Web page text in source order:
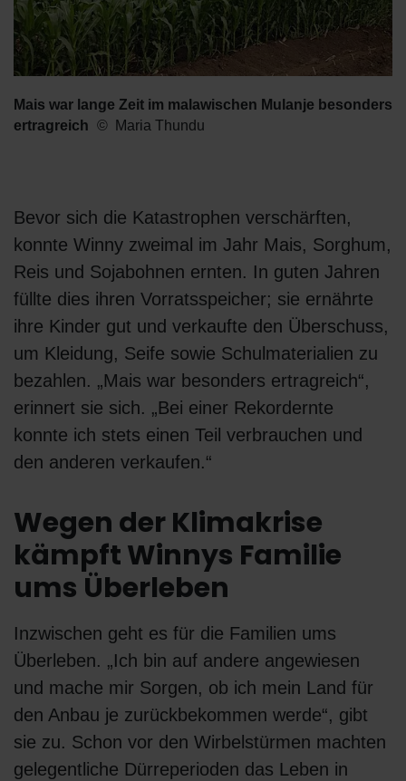
Mais war lange Zeit im malawischen Mulanje besonders
ertragreich
Maria Thundu
Bevor sich die Katastrophen verschärften,
konnte Winny zweimal im Jahr Mais, Sorghum,
Reis und Sojabohnen ernten. In guten Jahren
füllte dies ihren Vorratsspeicher; sie ernährte
ihre Kinder gut und verkaufte den Überschuss,
um Kleidung, Seife sowie Schulmaterialien zu
bezahlen. „Mais war besonders ertragreich“,
erinnert sie sich. „Bei einer Rekordernte
konnte ich stets einen Teil verbrauchen und
den anderen verkaufen.“
Wegen der Klimakrise
kämpft Winnys Familie
ums Überleben
Inzwischen geht es für die Familien ums
Überleben. „Ich bin auf andere angewiesen
und mache mir Sorgen, ob ich mein Land für
den Anbau je zurückbekommen werde“, gibt
sie zu. Schon vor den Wirbelstürmen machten
gelegentliche Dürreperioden das Leben in